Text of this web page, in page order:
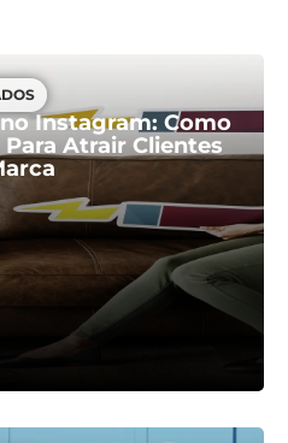
Instagram: Como
Atrair Clientes